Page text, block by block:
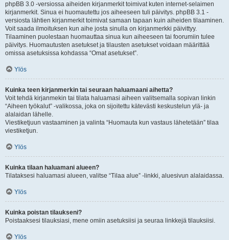
phpBB 3.0 -versiossa aiheiden kirjanmerkit toimivat kuten internet-selaimen
kirjanmerkit. Sinua ei huomautettu jos aiheeseen tuli päivitys. phpBB 3.1 -
versiosta lähtien kirjanmerkit toimivat samaan tapaan kuin aiheiden tilaaminen.
Voit saada ilmoituksen kun aihe josta sinulla on kirjanmerkki päivittyy.
Tilaaminen puolestaan huomauttaa sinua kun aiheeseen tai foorumiin tulee
päivitys. Huomautusten asetukset ja tilausten asetukset voidaan määrittää
omissa asetuksissa kohdassa “Omat asetukset”.
Ylös
Kuinka teen kirjanmerkin tai seuraan haluamaani aihetta?
Voit tehdä kirjanmekin tai tilata haluamasi aiheen valitsemalla sopivan linkin
“Aiheen työkalut” -valikossa, joka on sijoitettu kätevästi keskustelun ylä- ja
alalaidan lähelle.
Viestiketjuun vastaaminen ja valinta “Huomauta kun vastaus lähetetään” tilaa
viestiketjun.
Ylös
Kuinka tilaan haluamani alueen?
Tilataksesi haluamasi alueen, valitse “Tilaa alue” -linkki, aluesivun alalaidassa.
Ylös
Kuinka poistan tilaukseni?
Poistaaksesi tilauksiasi, mene omiin asetuksiisi ja seuraa linkkejä tilauksiisi.
Ylös